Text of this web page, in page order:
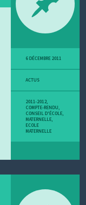
6 DÉCEMBRE 2011
ACTUS
2011-2012,
COMPTE-RENDU,
CONSEIL D'ÉCOLE,
MATERNELLE,
ECOLE
MATERNELLE